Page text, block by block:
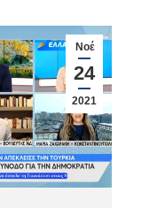
Νοέ
24
2021